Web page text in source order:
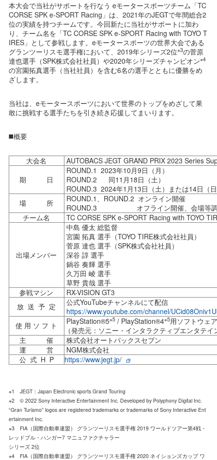
本大会で当社がサポートを行なう eモータースポーツチーム「TC
CORSE SPK e-SPORT Racing」は、2021年のJEGTで年間総合2
位の実績を持つチームです。今回新たに当社がサポートに加わ
り、チーム名を「TC CORSE SPK e-SPORT Racing with TOYO T
IRES」として参戦します。eモータースポーツの世界大会である
グランツーリスモ選手権において、2019年シリーズ2位※3の菅原
達也選手（SPK株式会社社員）や2020年シリーズチャンピオン※4
の宮園拓真選手（当社社員）を含む6名の選手とともに優勝をめ
ざします。
当社は、eモータースポーツにおいて世界のトップをめざして果
敢に挑戦する選手たちを引き続き応援してまいります。
◼️概要
大会名
AUTOBACS JEGT GRAND PRIX 2023 Series
期 日
ROUND.1 2023年10月9日（月）
ROUND.2 同11月18日（土）
ROUND.3 2024年1月13日（土）または14日（
場 所
ROUND.1、ROUND.2 オンライン開催
ROUND.3 オフライン開催、会場等調
チーム名
TC CORSE SPK e-SPORT Racing with TOYO
出場メンバー
中島 優太 総監督
宮園 拓真 選手（TOYO TIRE株式会社社員）
菅原 達也 選手（SPK株式会社社員）
深谷 諄 選手
鍋谷 奏輝 選手
久万田 崚 選手
草野 貴哉 選手
参戦マシン
RX-VISION GT3
放 送 予 定
公式YouTubeチャンネルにて配信
https://www.youtube.com/channel/
使 用 ソ フ ト
PlayStation®5※5/ PlayStation®4※5用ソフトウェ
（発売元：ソニー・インタラクティブエンタテイ
主 催
株式会社オートバックスセブン
運 営
NGM株式会社
公 式 H P
https://www.jegt.jp/
※1 JEGT：Japan Electronic sports Grand Touring
※2 © 2022 Sony Interactive Entertainment Inc. Developed by Polyphony Digital Inc.
“Gran Turismo” logos are registered trademarks or trademarks of Sony Interactive Ent
ertainment Inc.
※3 FIA（国際自動車連盟） グランツーリスモ選手権 2019 ワールドツアー第4戦・
レッドブル・ハンガー7 マニュファクチャラー
シリーズ 2位
※4 FIA（国際自動車連盟） グランツーリスモ選手権 2020 ネイションズカップ ワ